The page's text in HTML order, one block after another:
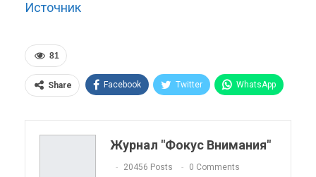
Источник
81
Share Facebook Twitter WhatsApp
Telegram Viber
Linkedin Tumblr
Журнал "Фокус Внимания"
20456 Posts 0 Comments